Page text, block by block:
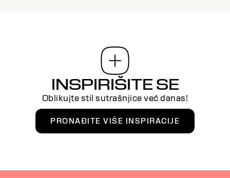
INSPIRIŠITE SE
Oblikujte stil sutrašnjice već danas!
PRONAĐITE VIŠE INSPIRACIJE